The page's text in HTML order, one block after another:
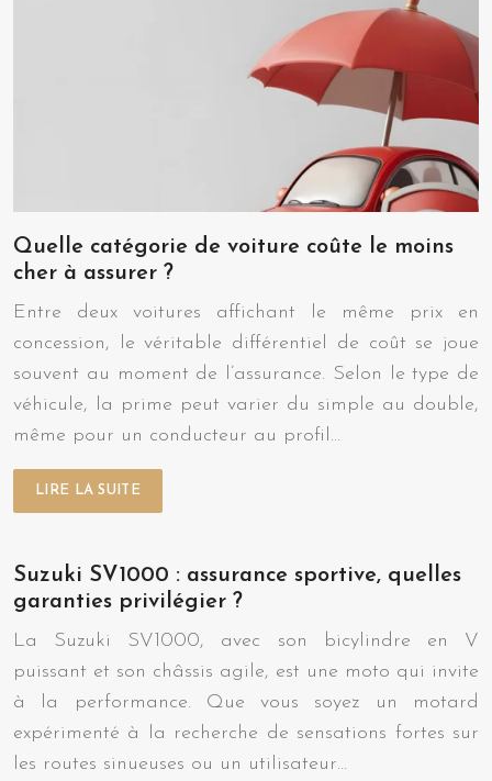
Quelle catégorie de voiture coûte le moins
cher à assurer ?
Entre deux voitures affichant le même prix en
concession, le véritable différentiel de coût se joue
souvent au moment de l’assurance. Selon le type de
véhicule, la prime peut varier du simple au double,
même pour un conducteur au profil…
LIRE LA SUITE
Suzuki SV1000 : assurance sportive, quelles
garanties privilégier ?
La Suzuki SV1000, avec son bicylindre en V
puissant et son châssis agile, est une moto qui invite
à la performance. Que vous soyez un motard
expérimenté à la recherche de sensations fortes sur
les routes sinueuses ou un utilisateur…